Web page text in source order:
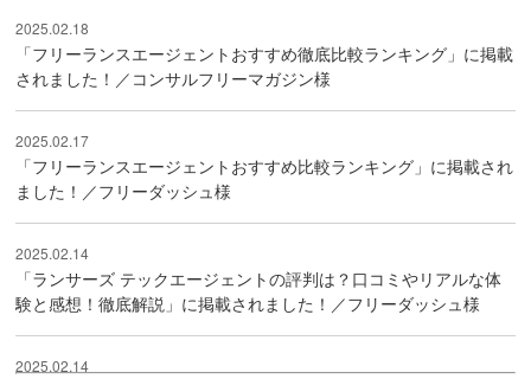
2025.02.18
「フリーランスエージェントおすすめ徹底比較ランキング」に掲載
されました！／コンサルフリーマガジン様
2025.02.17
「フリーランスエージェントおすすめ比較ランキング」に掲載され
ました！／フリーダッシュ様
2025.02.14
「ランサーズ テックエージェントの評判は？口コミやリアルな体
験と感想！徹底解説」に掲載されました！／フリーダッシュ様
2025.02.14